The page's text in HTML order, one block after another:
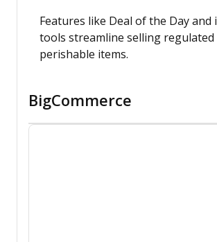
Features like Deal of the Day
tools streamline selling regulated
perishable items.
BigCommerce